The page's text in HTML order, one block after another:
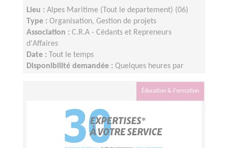
Lieu : Alpes Maritime (Tout le departement) (06)
Type : Organisation, Gestion de projets
Association : C.R.A - Cédants et Repreneurs
d'Affaires
Date :
Tout le temps
Disponibilité demandée : Quelques heures par
Éducation & Formation